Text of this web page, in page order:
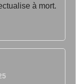
à mort.